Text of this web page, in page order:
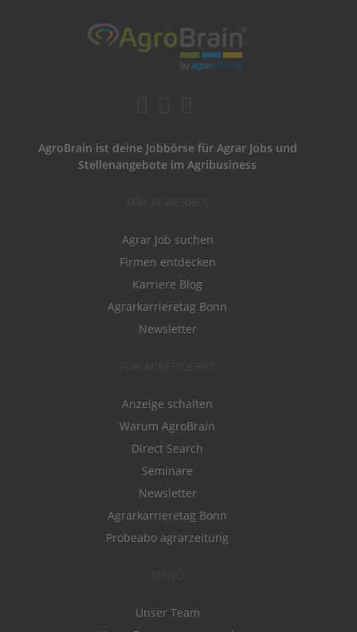
AgroBrain ist deine Jobbörse für Agrar Jobs und
Stellenangebote im Agribusiness
Agrar Job suchen
Firmen entdecken
Karriere Blog
Agrarkarrieretag Bonn
Newsletter
Anzeige schalten
Warum AgroBrain
Direct Search
Seminare
Newsletter
Agrarkarrieretag Bonn
Probeabo agrarzeitung
Unser Team